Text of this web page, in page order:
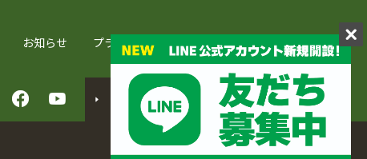
お知らせ プライバシーポリシー 会社概要
Translated into. English